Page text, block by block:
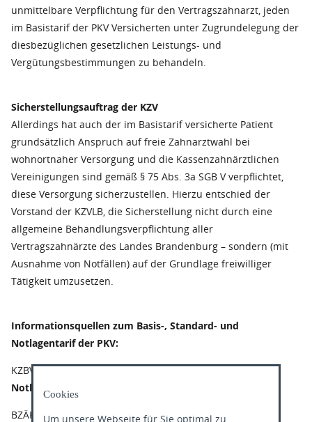
unmittelbare Verpflichtung für den Vertragszahnarzt, jeden
im Basistarif der PKV Versicherten unter Zugrundelegung der
diesbezüglichen gesetzlichen Leistungs- und
Vergütungsbestimmungen zu behandeln.
Sicherstellungsauftrag der KZV
Allerdings hat auch der im Basistarif versicherte Patient
grundsätzlich Anspruch auf freie Zahnarztwahl bei
wohnortnaher Versorgung und die Kassenzahnärztlichen
Vereinigungen sind gemäß § 75 Abs. 3a SGB V verpflichtet,
diese Versorgung sicherzustellen. Hierzu entschied der
Vorstand der KZVLB, die Sicherstellung nicht durch eine
allgemeine Behandlungsverpflichtung aller
Vertragszahnärzte des Landes Brandenburg – sondern (mit
Ausnahme von Notfällen) auf der Grundlage freiwilliger
Tätigkeit umzusetzen.
Informationsquellen zum Basis-, Standard- und
Notlagentarif der PKV:
KZBV:Informationen zum Standard-, Basis- und
Notlagentarif
BZÄK: Stellungnahme - Basistarif
Cookies
Um unsere Webseite für Sie optimal zu